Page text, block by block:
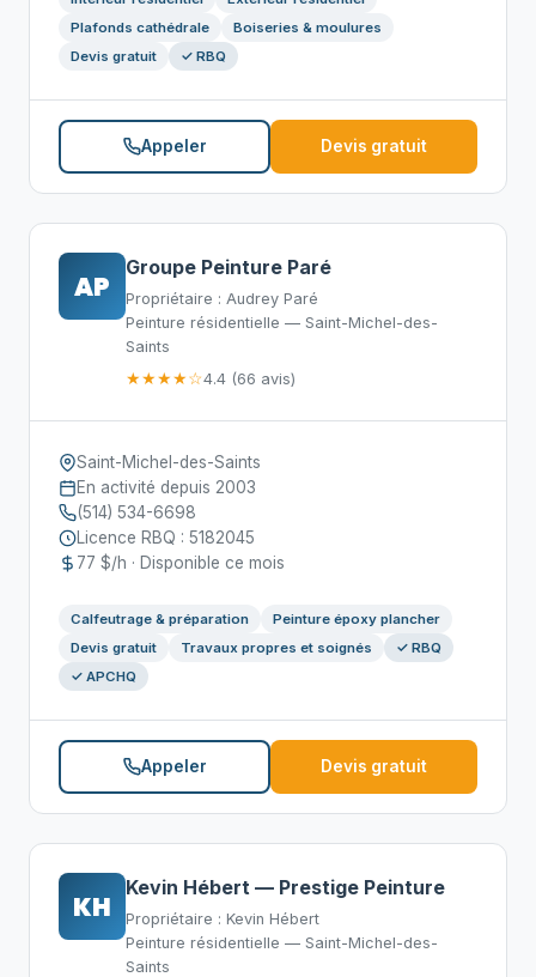
Plafonds cathédrale
Boiseries & moulures
Devis gratuit
✓ RBQ
Appeler Devis gratuit
AP
Groupe Peinture Paré
Propriétaire : Audrey Paré
Peinture résidentielle — Saint-Michel-des-
Saints
★★★★☆4.4 (66 avis)
Saint-Michel-des-Saints
En activité depuis 2003
(514) 534-6698
Licence RBQ : 5182045
77 $/h · Disponible ce mois
Calfeutrage & préparation
Peinture époxy plancher
Devis gratuit
Travaux propres et soignés
✓ RBQ
✓ APCHQ
Appeler Devis gratuit
KH
Kevin Hébert — Prestige Peinture
Propriétaire : Kevin Hébert
Peinture résidentielle — Saint-Michel-des-
Saints